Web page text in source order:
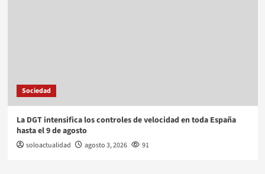
Sociedad
La DGT intensifica los controles de velocidad en toda España
hasta el 9 de agosto
soloactualidad agosto 3, 2026 91